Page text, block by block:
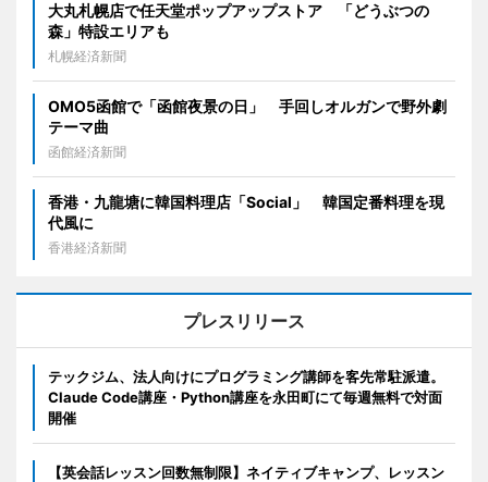
大丸札幌店で任天堂ポップアップストア 「どうぶつの
森」特設エリアも
札幌経済新聞
OMO5函館で「函館夜景の日」 手回しオルガンで野外劇
テーマ曲
函館経済新聞
香港・九龍塘に韓国料理店「Social」 韓国定番料理を現
代風に
香港経済新聞
プレスリリース
テックジム、法人向けにプログラミング講師を客先常駐派遣。
Claude Code講座・Python講座を永田町にて毎週無料で対面
開催
【英会話レッスン回数無制限】ネイティブキャンプ、レッスン